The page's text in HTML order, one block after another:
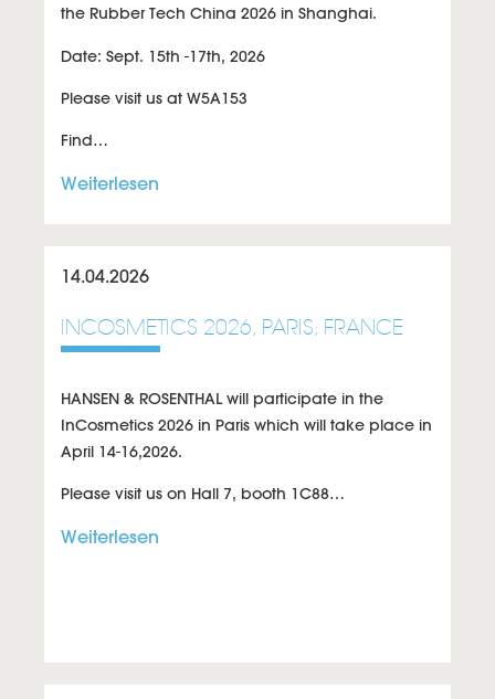
the Rubber Tech China 2026 in Shanghai.
Date: Sept. 15th -17th, 2026
Please visit us at W5A153
Find…
Weiterlesen
14.04.2026
INCOSMETICS 2026, PARIS, FRANCE
HANSEN & ROSENTHAL will participate in the
InCosmetics 2026 in Paris which will take place in
April 14-16,2026.
Please visit us on Hall 7, booth 1C88…
Weiterlesen